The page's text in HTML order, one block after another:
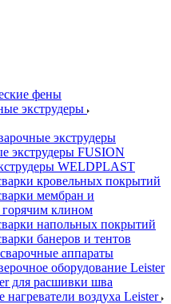
фены
экструдеры
экструдеры
экструдеры FUSION
WELDPLAST
кровельных покрытий
мембран и
клином
напольных покрытий
банеров и тентов
аппараты
оборудование Leister
для расшивки шва
воздуха Leister